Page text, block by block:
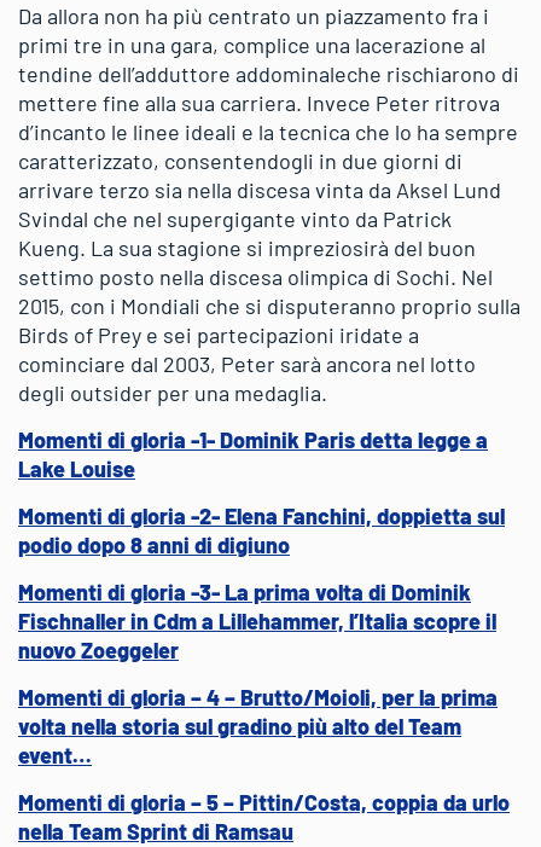
Da allora non ha più centrato un piazzamento fra i
primi tre in una gara, complice una lacerazione al
tendine dell’adduttore addominaleche rischiarono di
mettere fine alla sua carriera. Invece Peter ritrova
d’incanto le linee ideali e la tecnica che lo ha sempre
caratterizzato, consentendogli in due giorni di
arrivare terzo sia nella discesa vinta da Aksel Lund
Svindal che nel supergigante vinto da Patrick
Kueng. La sua stagione si impreziosirà del buon
settimo posto nella discesa olimpica di Sochi. Nel
2015, con i Mondiali che si disputeranno proprio sulla
Birds of Prey e sei partecipazioni iridate a
cominciare dal 2003, Peter sarà ancora nel lotto
degli outsider per una medaglia.
Momenti di gloria -1- Dominik Paris detta legge a
Lake Louise
Momenti di gloria -2- Elena Fanchini, doppietta sul
podio dopo 8 anni di digiuno
Momenti di gloria -3- La prima volta di Dominik
Fischnaller in Cdm a Lillehammer, l’Italia scopre il
nuovo Zoeggeler
Momenti di gloria – 4 – Brutto/Moioli, per la prima
volta nella storia sul gradino più alto del Team
event…
Momenti di gloria – 5 – Pittin/Costa, coppia da urlo
nella Team Sprint di Ramsau